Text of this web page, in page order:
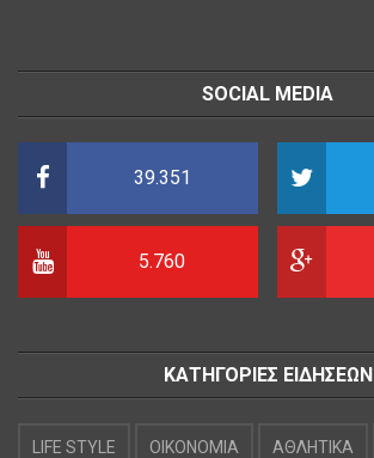
SOCIAL MEDIA
39.351
5.760
ΚΑΤΗΓΟΡΙΕΣ ΕΙΔΗΣΕΩΝ
LIFE STYLE OIKONOMIA ΑΘΛΗΤΙΚΑ